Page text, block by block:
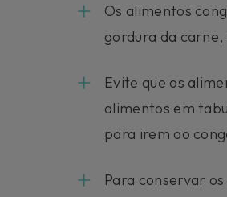
Os alimentos
gordura da
Evite que os
alimentos em
para irem ao
Para conservar